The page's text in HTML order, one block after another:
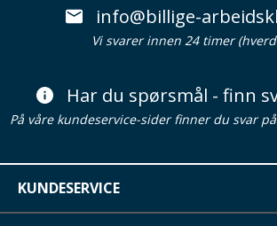
info@billige-
Vi svarer innen 24 timer
Har du spørsmål - finn
På våre kundeservice-sider finner du svar
KUNDESERVICE